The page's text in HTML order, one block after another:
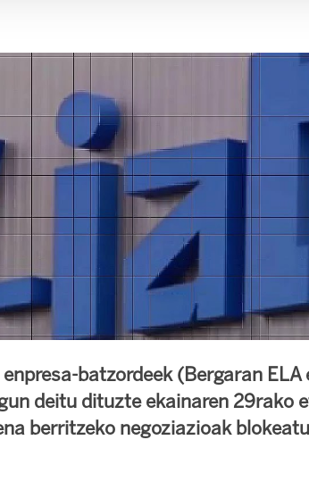
batzordeek (Bergaran ELA
deitu dituzte ekainaren 29rako
berritzeko negoziazioak